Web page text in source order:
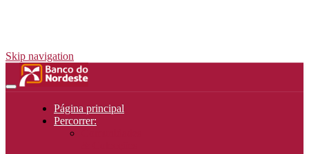
Skip navigation
Página principal
Percorrer: